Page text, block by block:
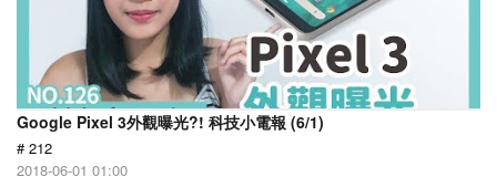
Google Pixel 3外觀曝光?! 科技小電報 (6/1)
# 212
2018-06-01 01:00